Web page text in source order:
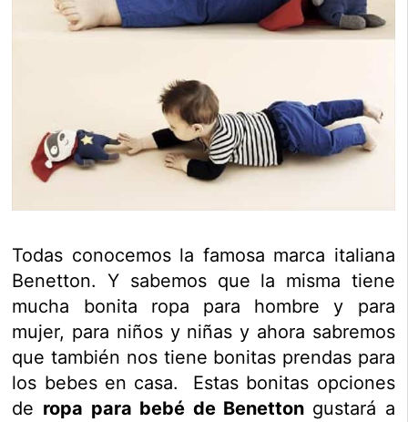
Todas conocemos la famosa marca italiana
Benetton. Y sabemos que la misma tiene
mucha bonita ropa para hombre y para
mujer, para niños y niñas y ahora sabremos
que también nos tiene bonitas prendas para
los bebes en casa. Estas bonitas opciones
de ropa para bebé de Benetton gustará a